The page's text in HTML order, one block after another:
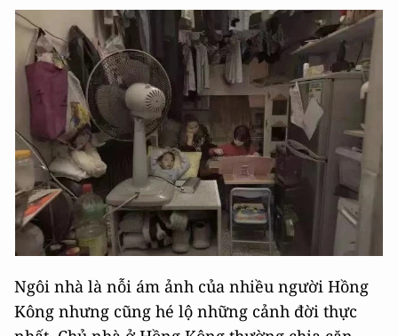
Ngôi nhà là nỗi ám ảnh của nhiều người Hồng
Kông nhưng cũng hé lộ những cảnh đời thực